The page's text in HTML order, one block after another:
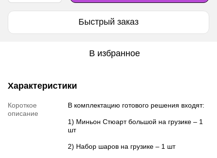
Быстрый заказ
В избранное
Характеристики
Короткое
описание
В комплектацию готового решения входят:
1) Миньон Стюарт большой на грузике – 1
шт
2) Набор шаров на грузике – 1 шт